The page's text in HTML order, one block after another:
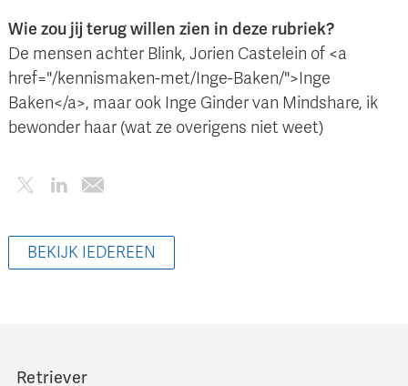
Wie zou jij terug willen zien in deze rubriek?
De mensen achter Blink, Jorien Castelein of <a
href="/kennismaken-met/Inge-Baken/">Inge
Baken</a>, maar ook Inge Ginder van Mindshare, ik
bewonder haar (wat ze overigens niet weet)
BEKIJK IEDEREEN
Retriever